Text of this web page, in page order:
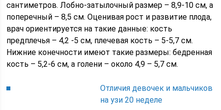
сантиметров. Лобно-затылочный размер – 8,9-10 см, а
поперечный – 8,5 см. Оценивая рост и развитие плода,
врач ориентируется на такие данные: кость
предплечья – 4,2 -5 см, плечевая кость – 5-5,7 см.
Нижние конечности имеют такие размеры: бедренная
кость – 5,2-6 см, а голени – около 4,9 – 5,7 см.
Отличия девочек и мальчиков
на узи 20 неделе